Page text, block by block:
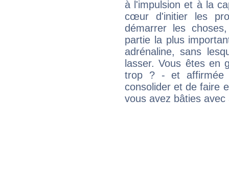
à l'impulsion et à la
cœur d'initier les
démarrer les
partie la plus
adrénaline, sans
lasser. Vous êtes en
trop ? - et affirmée
consolider et de faire
vous avez bâties avec